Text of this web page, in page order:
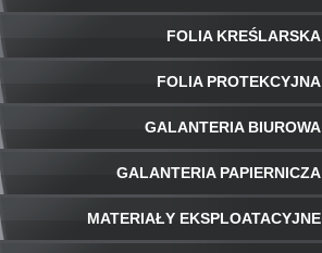
FOLIA KREŚLARSKA
FOLIA PROTEKCYJNA
GALANTERIA BIUROWA
GALANTERIA PAPIERNICZA
MATERIAŁY EKSPLOATACYJNE